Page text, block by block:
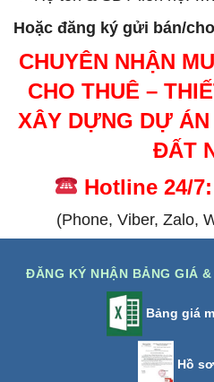
Hoặc đăng ký gửi bán/
CHUYÊN NHẬN
CHO THUÊ –
XÂY DỰNG DỰ
ĐẤT
Hotline 24/
(Phone, Viber, Zalo,
ĐĂNG KÝ NHẬN BẢNG GIÁ
Bảng giá
Hồ